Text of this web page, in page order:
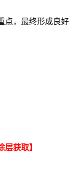
点，最终形成良好
层获取】